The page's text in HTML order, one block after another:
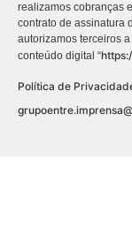
realizamos cobranças
contrato de assinatura
autorizamos terceiros
conteúdo digital “
Política de